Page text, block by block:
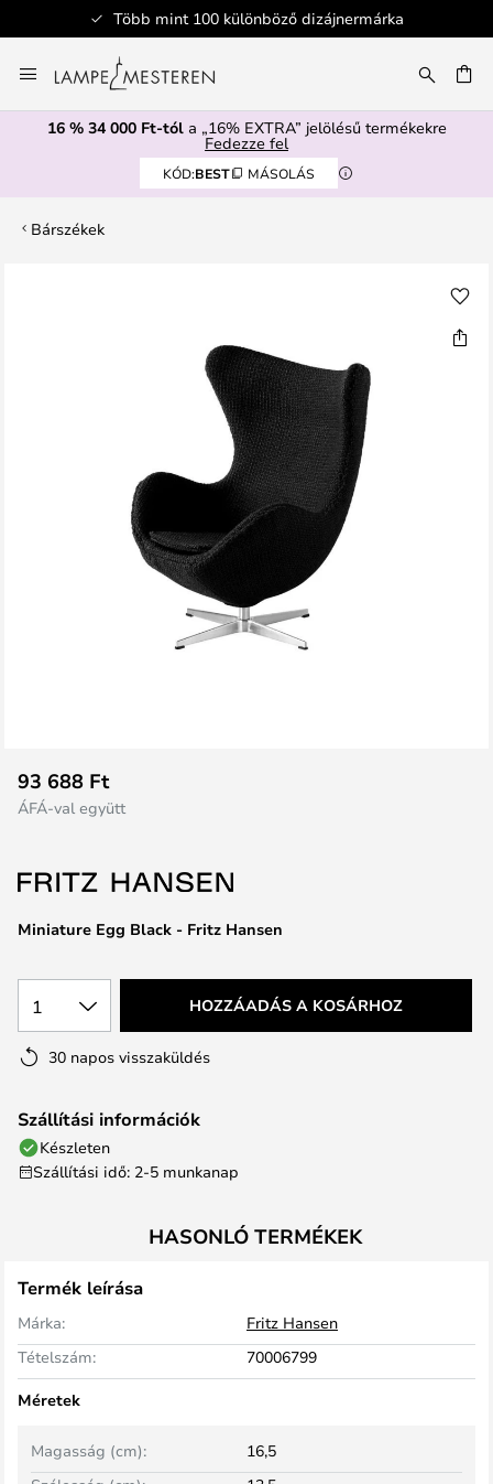
Több mint 100 különböző dizájnermárka
a
tartalomhoz
16 % 34 000 Ft-tóla „16% EXTRA” jelölésű termékekre
Fedezze fel
KÓD:BEST MÁSOLÁS
Bárszékek
képgaléria
Miniature Egg Black - Fritz Hansen
93 688 Ft
ÁFÁ-val együtt
1 HOZZÁADÁS A KOSÁRHOZ
30 napos visszaküldés
Szállítási információk
Készleten
Szállítási idő: 2-5 munkanap
HASONLÓ TERMÉKEK
Termék leírása
Márka:
Fritz Hansen
Tételszám:
70006799
Méretek
Magasság (cm): 16,5